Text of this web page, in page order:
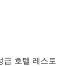
급 호텔 레스토